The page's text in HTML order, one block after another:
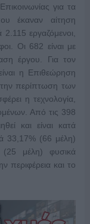
για τα
έκαναν αίτηση
εργαζόμενοι,
Οι 682 είναι με
έργου. Για τον
η Επιθεώρηση
περίπτωση των
η τεχνολογία,
Από τις 398
και είναι κατά
33,17% (66 μέλη)
(25 μέλη) φυσικά
και το